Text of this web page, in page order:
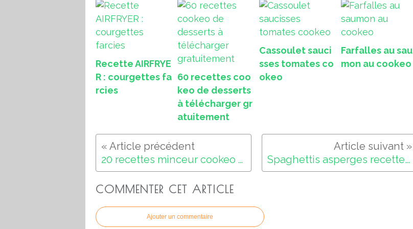
Recette AIRFRYE
R : courgettes fa
rcies
60 recettes coo
keo de desserts
à télécharger gr
atuitement
Cassoulet sauci
sses tomates co
okeo
Farfalles au sau
mon au cookeo
20 recettes minceur cookeo vol 5 Spaghettis asperges recette cookeo
COMMENTER CET ARTICLE
Ajouter un commentaire